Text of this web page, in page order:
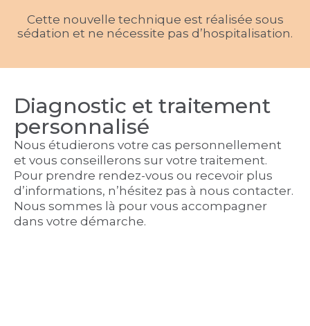
Cette nouvelle technique est réalisée sous
sédation et ne nécessite pas d’hospitalisation.
Diagnostic et traitement
personnalisé
Nous étudierons votre cas personnellement
et vous conseillerons sur votre traitement.
Pour prendre rendez-vous ou recevoir plus
d’informations, n’hésitez pas à nous contacter.
Nous sommes là pour vous accompagner
dans votre démarche.